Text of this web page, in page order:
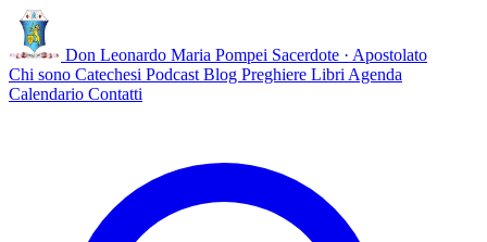
Don Leonardo Maria Pompei Sacerdote · Apostolato
Chi sono Catechesi Podcast Blog Preghiere Libri Agenda
Calendario Contatti